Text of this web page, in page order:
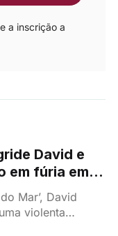
a inscrição a
David e
em fúria em
Mar'
Mar’, David
violenta